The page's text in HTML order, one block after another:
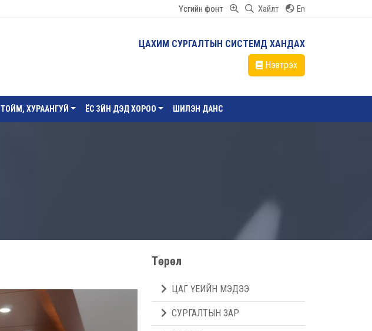
Үсгийн фонт Хайлт En
ЦАХИМ СУРГАЛТЫН СИСТЕМД ХАНДАХ
Нэвтрэх
ТОЙМ, ХУРААНГУЙ ЁС ЗҮЙН ДЭД ХОРОО ШИЛЭН ДАНС
Төрөл
ЦАГ ҮЕИЙН МЭДЭЭ
СУРГАЛТЫН ЗАР